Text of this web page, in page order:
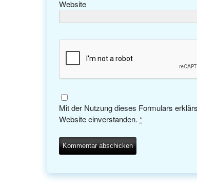
Website
Mit der Nutzung dieses Formulars
Website einverstanden. *